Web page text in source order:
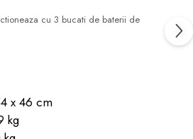
cu 3 bucati de baterii de
x 46 cm
kg